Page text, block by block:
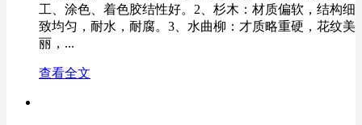
工、涂色、着色胶结性好。2、杉木：材质偏软，结构细
致均匀，耐水，耐腐。3、水曲柳：才质略重硬，花纹美
丽，...
查看全文